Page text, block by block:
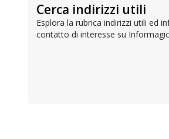
Cerca indirizzi utili
Esplora la rubrica indirizzi utili ed
contatto di interesse su